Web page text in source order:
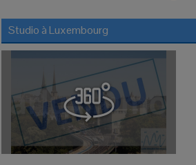
Studio àLuxembourg